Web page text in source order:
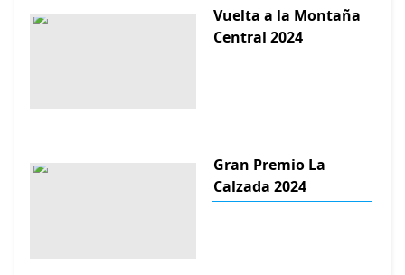
Vuelta a la Montaña
Central 2024
Gran Premio La
Calzada 2024